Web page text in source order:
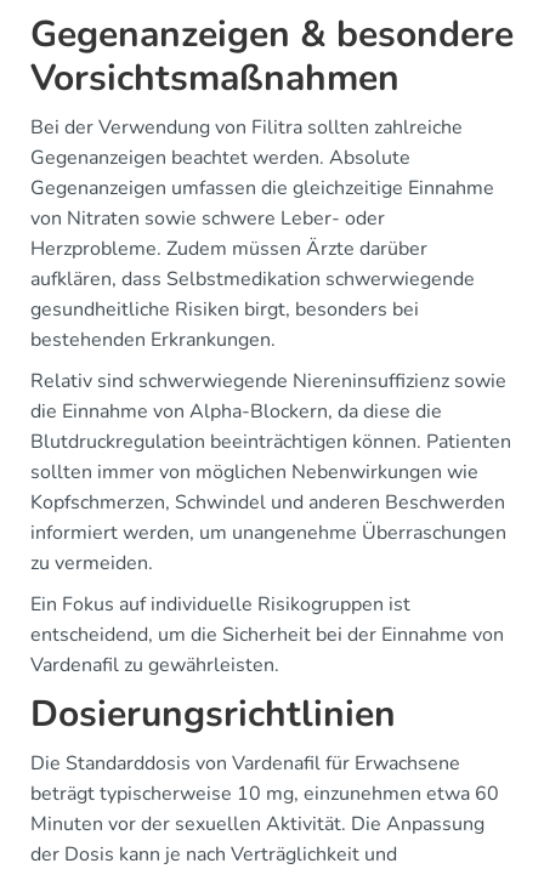
Gegenanzeigen & besondere
Vorsichtsmaßnahmen
Bei der Verwendung von Filitra sollten zahlreiche
Gegenanzeigen beachtet werden. Absolute
Gegenanzeigen umfassen die gleichzeitige Einnahme
von Nitraten sowie schwere Leber- oder
Herzprobleme. Zudem müssen Ärzte darüber
aufklären, dass Selbstmedikation schwerwiegende
gesundheitliche Risiken birgt, besonders bei
bestehenden Erkrankungen.
Relativ sind schwerwiegende Niereninsuffizienz sowie
die Einnahme von Alpha-Blockern, da diese die
Blutdruckregulation beeinträchtigen können. Patienten
sollten immer von möglichen Nebenwirkungen wie
Kopfschmerzen, Schwindel und anderen Beschwerden
informiert werden, um unangenehme Überraschungen
zu vermeiden.
Ein Fokus auf individuelle Risikogruppen ist
entscheidend, um die Sicherheit bei der Einnahme von
Vardenafil zu gewährleisten.
Dosierungsrichtlinien
Die Standarddosis von Vardenafil für Erwachsene
beträgt typischerweise 10 mg, einzunehmen etwa 60
Minuten vor der sexuellen Aktivität. Die Anpassung
der Dosis kann je nach Verträglichkeit und